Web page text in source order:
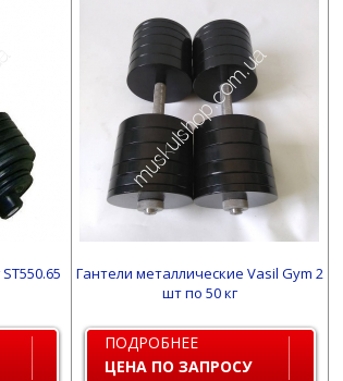
Гантели металлические Vasil Gym 2
шт по 50 кг
ПОДРОБНЕЕ
ЦЕНА ПО ЗАПРОСУ